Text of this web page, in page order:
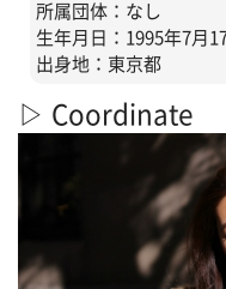
所属団体：なし
生年月日：1995年7月
出身地：東京都
▷ Coordinate